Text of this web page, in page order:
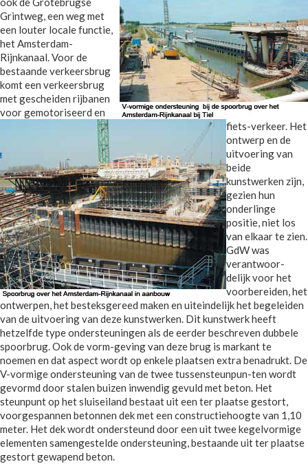
Grintweg, een weg met
een louter locale functie,
het Amsterdam-
Rijnkanaal. Voor de
bestaande verkeersbrug
komt een verkeersbrug
met gescheiden rijbanen
voor gemotoriseerd en
fiets-verkeer. Het
ontwerp en de
uitvoering van
beide
kunstwerken zijn,
gezien hun
onderlinge
positie, niet los
van elkaar te zien.
GdW was
verantwoor-
delijk voor het
voorbereiden, het
ontwerpen, het besteksgereed maken en uiteindelijk het begeleiden
van de uitvoering van deze kunstwerken. Dit kunstwerk heeft
hetzelfde type ondersteuningen als de eerder beschreven dubbele
spoorbrug. Ook de vorm-geving van deze brug is markant te
noemen en dat aspect wordt op enkele plaatsen extra benadrukt. De
V-vormige ondersteuning van de twee tussensteunpun-ten wordt
gevormd door stalen buizen inwendig gevuld met beton. Het
steunpunt op het sluiseiland bestaat uit een ter plaatse gestort,
voorgespannen betonnen dek met een constructiehoogte van 1,10
meter. Het dek wordt ondersteund door een uit twee kegelvormige
elementen samengestelde ondersteuning, bestaande uit ter plaatse
gestort gewapend beton.